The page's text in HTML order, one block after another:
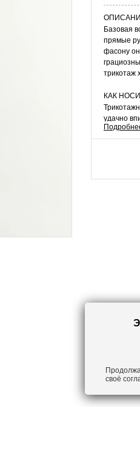
Базовая
прямые
фасону
трикотаж
КАК
удачно
этим
своё